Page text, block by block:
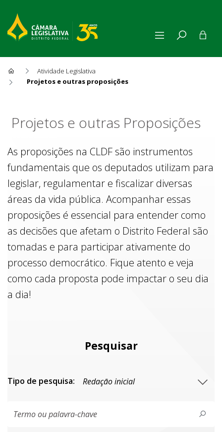
Atividade Legislativa
Projetos e outras proposições
Projetos e outras Proposições
As proposições na CLDF são instrumentos
fundamentais que os deputados utilizam para
legislar, regulamentar e fiscalizar diversas
áreas da vida pública. Acompanhar essas
proposições é essencial para entender como
as decisões que afetam o Distrito Federal são
tomadas e para participar ativamente do
processo democrático. Fique atento e veja
como cada proposta pode impactar o seu dia
a dia!
Pesquisar
Tipo de pesquisa: